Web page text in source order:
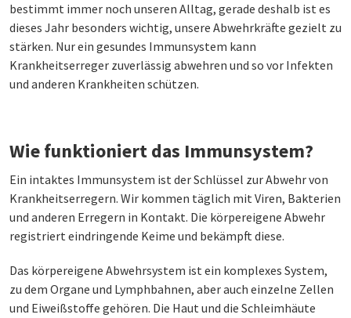
bestimmt immer noch unseren Alltag, gerade deshalb ist es
dieses Jahr besonders wichtig, unsere Abwehrkräfte gezielt zu
stärken. Nur ein gesundes Immunsystem kann
Krankheitserreger zuverlässig abwehren und so vor Infekten
und anderen Krankheiten schützen.
Wie funktioniert das Immunsystem?
Ein intaktes Immunsystem ist der Schlüssel zur Abwehr von
Krankheitserregern. Wir kommen täglich mit Viren, Bakterien
und anderen Erregern in Kontakt. Die körpereigene Abwehr
registriert eindringende Keime und bekämpft diese.
Das körpereigene Abwehrsystem ist ein komplexes System,
zu dem Organe und Lymphbahnen, aber auch einzelne Zellen
und Eiweißstoffe gehören. Die Haut und die Schleimhäute